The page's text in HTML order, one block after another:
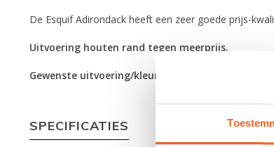
De Esquif Adirondack heeft een zeer goede prijs-
Uitvoering houten rand tegen meerprijs.
Gewenste uitvoering/kleurcombinatie niet
SPECIFICATIES